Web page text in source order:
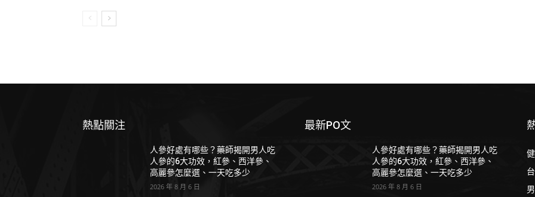
熱點關注
人參好處有哪些？藥師揭開男人吃
人參的6大功效，紅參、西洋參、
高麗參怎麼選、一天吃多少
2026 年 8 月 6 日
最新PO文
人參好處有哪些？藥師揭開男人吃
人參的6大功效，紅參、西洋參、
高麗參怎麼選、一天吃多少
2026 年 8 月 6 日